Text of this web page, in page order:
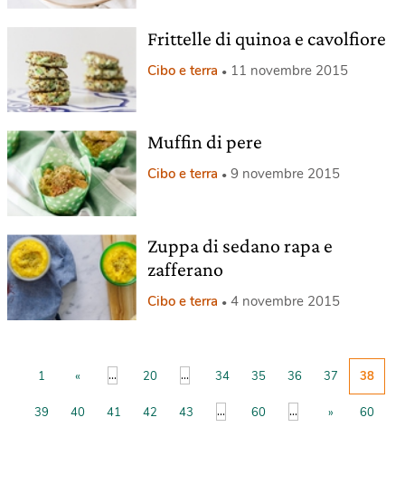
Frittelle di quinoa e cavolfiore
Cibo e terra 11 novembre 2015
Muffin di pere
Cibo e terra 9 novembre 2015
Zuppa di sedano rapa e
zafferano
Cibo e terra 4 novembre 2015
1 « ... 20 ... 34 35 36 37 38
39 40 41 42 43 ... 60 ... » 60